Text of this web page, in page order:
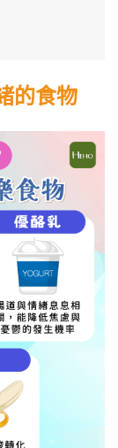
的食物